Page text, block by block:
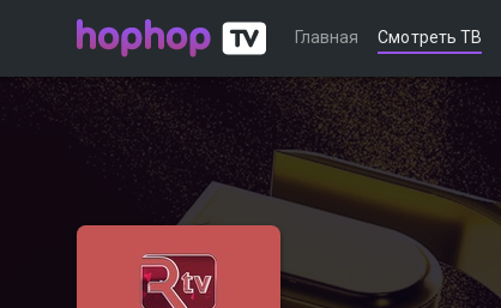
Главная Смотреть ТВ